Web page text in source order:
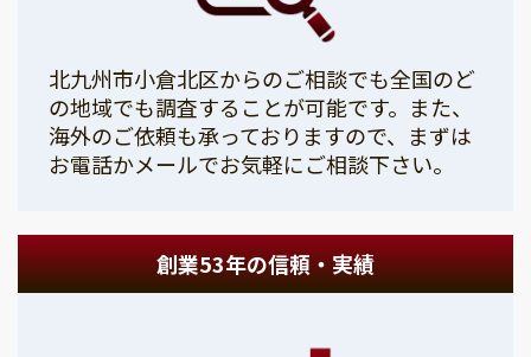
北九州市小倉北区からのご相談でも全国のど
の地域でも調査することが可能です。また、
海外のご依頼も承っておりますので、まずは
お電話かメールでお気軽にご相談下さい。
創業53年の信頼・実績